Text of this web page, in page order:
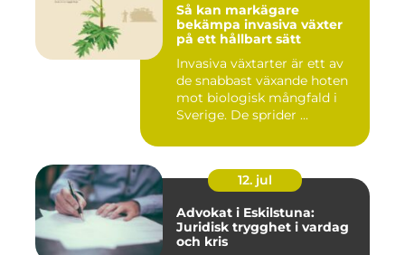
Så kan markägare
bekämpa invasiva växter
på ett hållbart sätt
Invasiva växtarter är ett av
de snabbast växande hoten
mot biologisk mångfald i
Sverige. De sprider ...
12. jul
Advokat i Eskilstuna:
Juridisk trygghet i vardag
och kris